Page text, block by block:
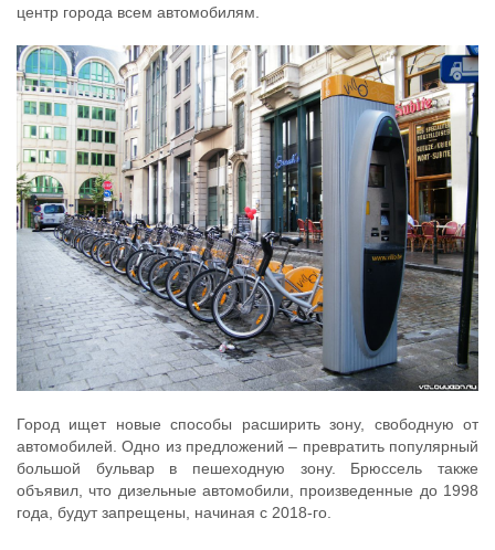
центр города всем автомобилям.
Город ищет новые способы расширить зону, свободную от
автомобилей. Одно из предложений – превратить популярный
большой бульвар в пешеходную зону. Брюссель также
объявил, что дизельные автомобили, произведенные до 1998
года, будут запрещены, начиная с 2018-го.